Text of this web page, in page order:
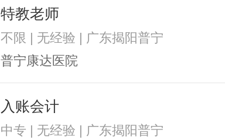
特教老师
不限 | 无经验 | 广东揭阳普宁
普宁康达医院
入账会计
中专 | 无经验 | 广东揭阳普宁